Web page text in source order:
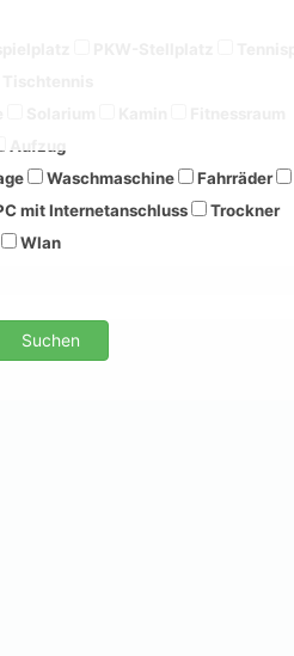
Waschmaschine Fahrräder
mit Internetanschluss
Trockner
Wlan
Suchen